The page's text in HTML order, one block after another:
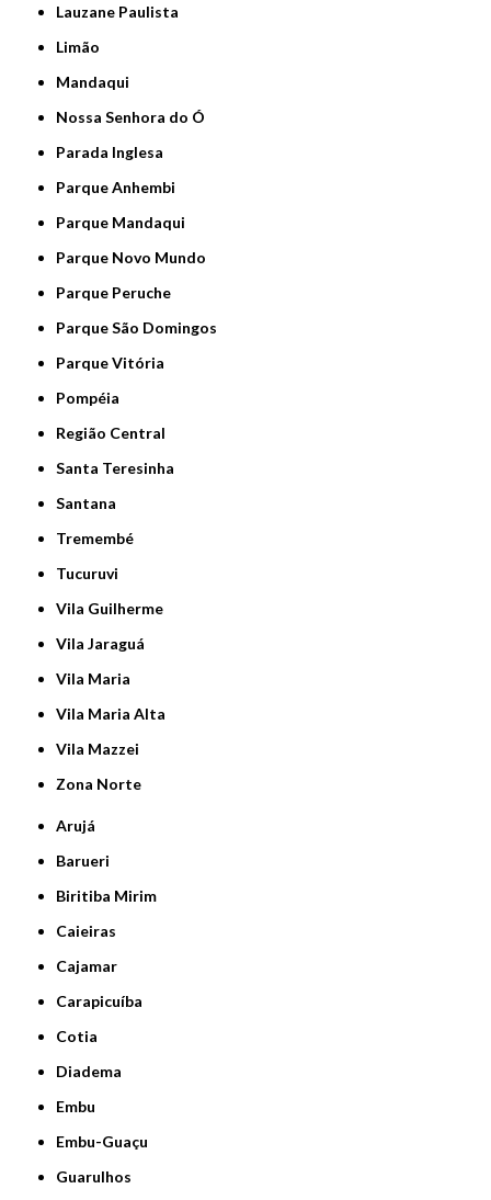
Lauzane Paulista
Limão
Mandaqui
Nossa Senhora do Ó
Parada Inglesa
Parque Anhembi
Parque Mandaqui
Parque Novo Mundo
Parque Peruche
Parque São Domingos
Parque Vitória
Pompéia
Região Central
Santa Teresinha
Santana
Tremembé
Tucuruvi
Vila Guilherme
Vila Jaraguá
Vila Maria
Vila Maria Alta
Vila Mazzei
Zona Norte
Arujá
Barueri
Biritiba Mirim
Caieiras
Cajamar
Carapicuíba
Cotia
Diadema
Embu
Embu-Guaçu
Guarulhos